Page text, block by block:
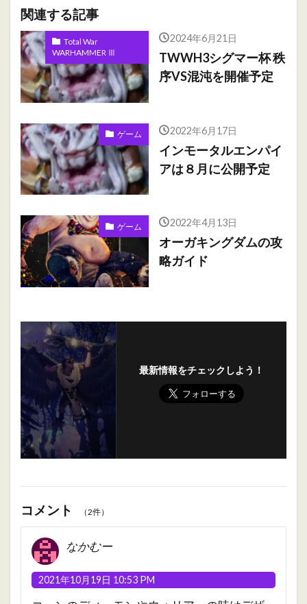
関連する記事
Total War
WARHAMMER Ⅲ
2024年6月21日
TWWH3シグマー杯 秩
序VS混沌を開催予定
ゲーム 2022年6月17日
インモータルエンパイ
アは８月に公開予定
ゲーム 2022年4月13日
オーガキングダムの攻
略ガイド
最新情報をチェックしよう！
コメント （2件）
なかむー
2021年10月19日 10:53 PM